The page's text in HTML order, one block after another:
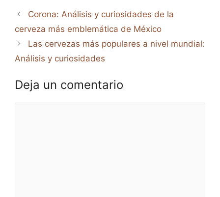
Corona: Análisis y curiosidades de la
cerveza más emblemática de México
Las cervezas más populares a nivel mundial:
Análisis y curiosidades
Deja un comentario